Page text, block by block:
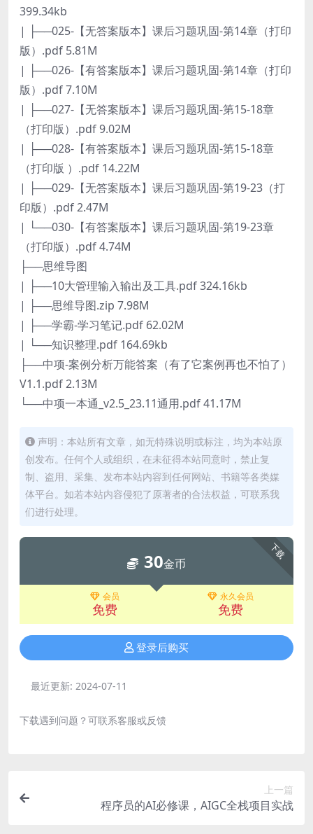
399.34kb
| ├──025-【无答案版本】课后习题巩固-第14章（打印
版）.pdf 5.81M
| ├──026-【有答案版本】课后习题巩固-第14章（打印
版）.pdf 7.10M
| ├──027-【无答案版本】课后习题巩固-第15-18章
（打印版）.pdf 9.02M
| ├──028-【有答案版本】课后习题巩固-第15-18章
（打印版 ）.pdf 14.22M
| ├──029-【无答案版本】课后习题巩固-第19-23（打
印版）.pdf 2.47M
| └──030-【有答案版本】课后习题巩固-第19-23章
（打印版）.pdf 4.74M
├──思维导图
| ├──10大管理输入输出及工具.pdf 324.16kb
| ├──思维导图.zip 7.98M
| ├──学霸-学习笔记.pdf 62.02M
| └──知识整理.pdf 164.69kb
├──中项-案例分析万能答案（有了它案例再也不怕了）
V1.1.pdf 2.13M
└──中项一本通_v2.5_23.11通用.pdf 41.17M
声明：本站所有文章，如无特殊说明或标注，均为本站原
创发布。任何个人或组织，在未征得本站同意时，禁止复
制、盗用、采集、发布本站内容到任何网站、书籍等各类媒
体平台。如若本站内容侵犯了原著者的合法权益，可联系我
们进行处理。
下载
30金币
会员
免费
永久会员
免费
登录后购买
最近更新: 2024-07-11
下载遇到问题？可联系客服或反馈
上一篇
程序员的AI必修课，AIGC全栈项目实战